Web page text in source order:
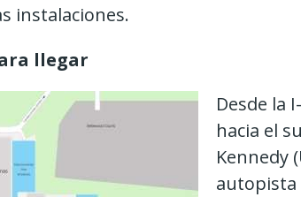
instalaciones.
llegar
Desde la
hacia el
Kennedy
autopista